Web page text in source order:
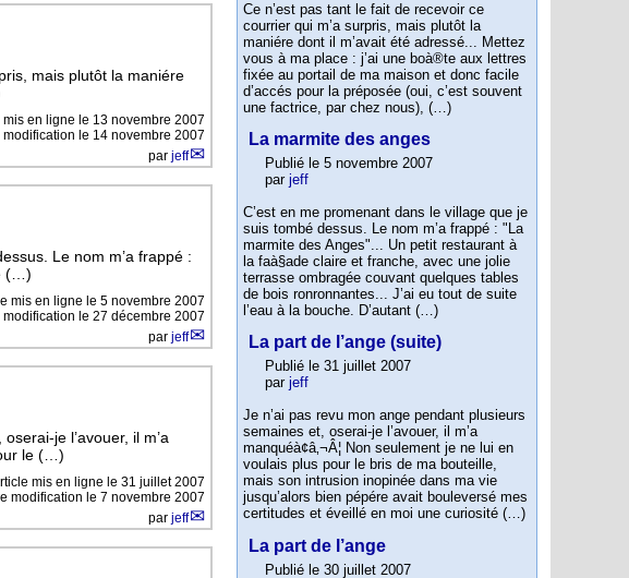
mais plutôt la maniére
mis en ligne le 13 novembre 2007
le 14 novembre 2007
par jeff
Le nom m’a frappé :
(…)
mis en ligne le 5 novembre 2007
le 27 décembre 2007
par jeff
je l’avouer, il m’a
le (…)
mis en ligne le 31 juillet 2007
modification le 7 novembre 2007
par jeff
Ce n’est pas tant le fait de recevoir ce
courrier qui m’a surpris, mais plutôt la
maniére dont il m’avait été adressé... Mettez
vous à ma place : j’ai une boà®te aux lettres
fixée au portail de ma maison et donc facile
d’accés pour la préposée (oui, c’est souvent
une factrice, par chez nous), (…)
La marmite des anges
Publié le 5 novembre 2007
par jeff
C’est en me promenant dans le village que je
suis tombé dessus. Le nom m’a frappé : "La
marmite des Anges"... Un petit restaurant à
la faà§ade claire et franche, avec une jolie
terrasse ombragée couvant quelques tables
de bois ronronnantes... J’ai eu tout de suite
l’eau à la bouche. D’autant (…)
La part de l’ange (suite)
Publié le 31 juillet 2007
par jeff
Je n’ai pas revu mon ange pendant plusieurs
semaines et, oserai-je l’avouer, il m’a
manquéà¢â‚¬Â¦ Non seulement je ne lui en
voulais plus pour le bris de ma bouteille,
mais son intrusion inopinée dans ma vie
jusqu’alors bien pépére avait bouleversé mes
certitudes et éveillé en moi une curiosité (…)
La part de l’ange
Publié le 30 juillet 2007